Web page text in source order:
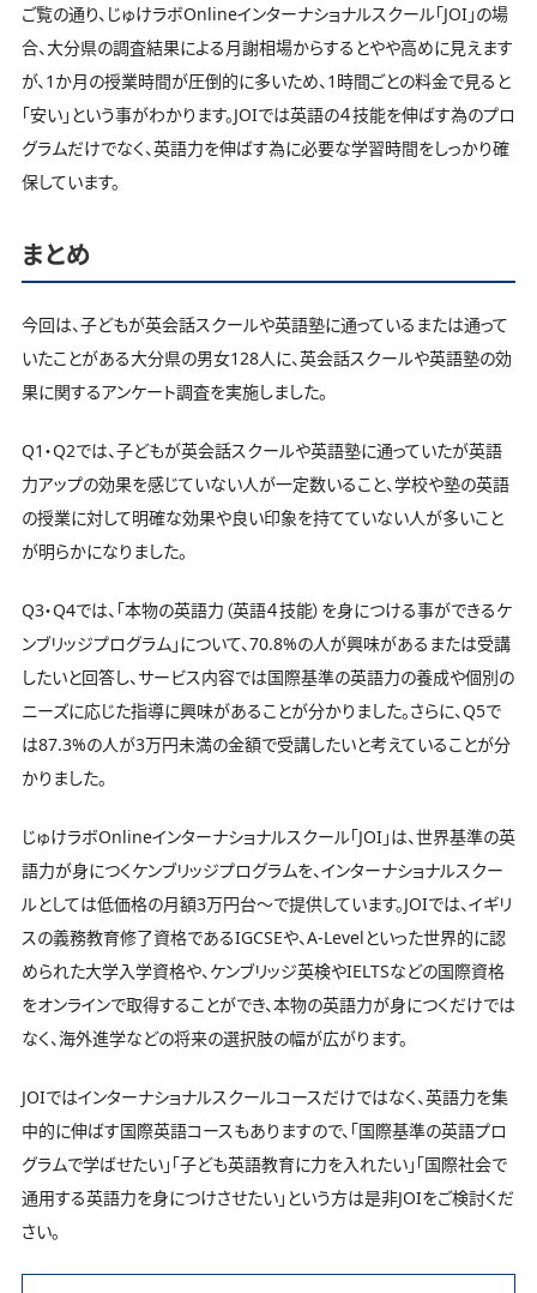
ご覧の通り、じゅけラボOnlineインターナショナルスクール「JOI」の場
合、大分県の調査結果による月謝相場からするとやや高めに見えます
が、1か月の授業時間が圧倒的に多いため、1時間ごとの料金で見ると
「安い」という事がわかります。JOIでは英語の４技能を伸ばす為のプロ
グラムだけでなく、英語力を伸ばす為に必要な学習時間をしっかり確
保しています。
まとめ
今回は、子どもが英会話スクールや英語塾に通っているまたは通って
いたことがある大分県の男女128人に、英会話スクールや英語塾の効
果に関するアンケート調査を実施しました。
Q1・Q2では、子どもが英会話スクールや英語塾に通っていたが英語
力アップの効果を感じていない人が一定数いること、学校や塾の英語
の授業に対して明確な効果や良い印象を持てていない人が多いこと
が明らかになりました。
Q3・Q4では、「本物の英語力（英語４技能）を身につける事ができるケ
ンブリッジプログラム」について、70.8%の人が興味があるまたは受講
したいと回答し、サービス内容では国際基準の英語力の養成や個別の
ニーズに応じた指導に興味があることが分かりました。さらに、Q5で
は87.3%の人が3万円未満の金額で受講したいと考えていることが分
かりました。
じゅけラボOnlineインターナショナルスクール「JOI」は、世界基準の英
語力が身につくケンブリッジプログラムを、インターナショナルスクー
ルとしては低価格の月額3万円台～で提供しています。JOIでは、イギリ
スの義務教育修了資格であるIGCSEや、A-Levelといった世界的に認
められた大学入学資格や、ケンブリッジ英検やIELTSなどの国際資格
をオンラインで取得することができ、本物の英語力が身につくだけでは
なく、海外進学などの将来の選択肢の幅が広がります。
JOIではインターナショナルスクールコースだけではなく、英語力を集
中的に伸ばす国際英語コースもありますので、「国際基準の英語プロ
グラムで学ばせたい」「子ども英語教育に力を入れたい」「国際社会で
通用する英語力を身につけさせたい」という方は是非JOIをご検討くだ
さい。